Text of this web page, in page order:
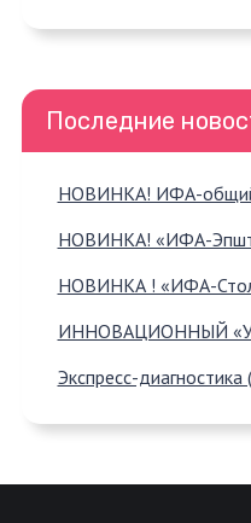
Последние
НОВИНКА! ИФА-
НОВИНКА! «ИФА-
НОВИНКА ! «ИФА-
ИННОВАЦИОННЫЙ
Экспресс-